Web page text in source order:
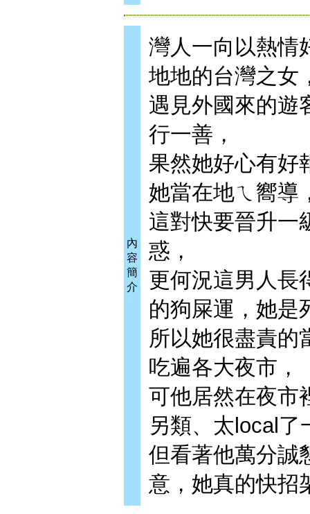
內
容
簡
介
灣人一向以熱情
地地的台灣之女
遇見外國來的遊
行一善，
果然她好心有好
她當在地ㄟ嚮導
這對快要晉升一
惑，
更何況這男人長
的狗屎運，她是
所以她很盡責的
吃遍各大夜市，
可他居然在夜市
另類、太local了
但看著他萬分誠
意，她真的快招